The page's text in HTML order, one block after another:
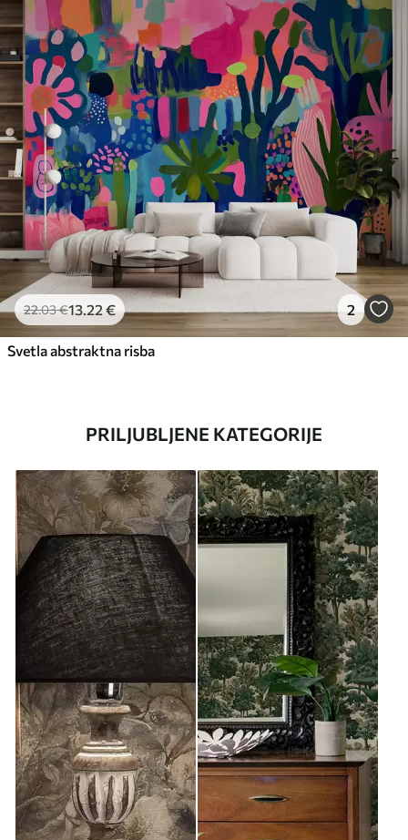
22.03€13.22€ 2
Svetla abstraktna risba
PRILJUBLJENE KATEGORIJE